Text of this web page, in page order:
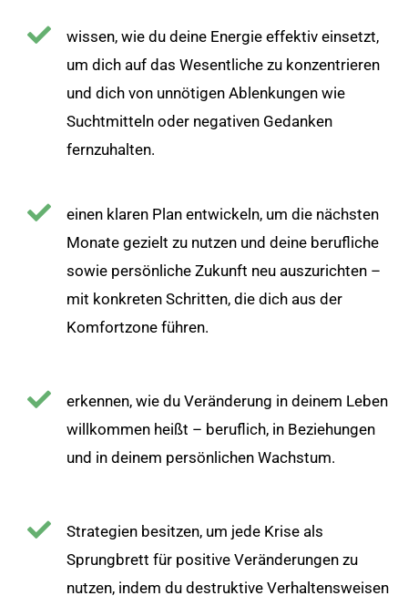
wissen, wie du deine Energie effektiv einsetzt,
um dich auf das Wesentliche zu konzentrieren
und dich von unnötigen Ablenkungen wie
Suchtmitteln oder negativen Gedanken
fernzuhalten.
einen klaren Plan entwickeln, um die nächsten
Monate gezielt zu nutzen und deine berufliche
sowie persönliche Zukunft neu auszurichten –
mit konkreten Schritten, die dich aus der
Komfortzone führen.
erkennen, wie du Veränderung in deinem Leben
willkommen heißt – beruflich, in Beziehungen
und in deinem persönlichen Wachstum.
Strategien besitzen, um jede Krise als
Sprungbrett für positive Veränderungen zu
nutzen, indem du destruktive Verhaltensweisen